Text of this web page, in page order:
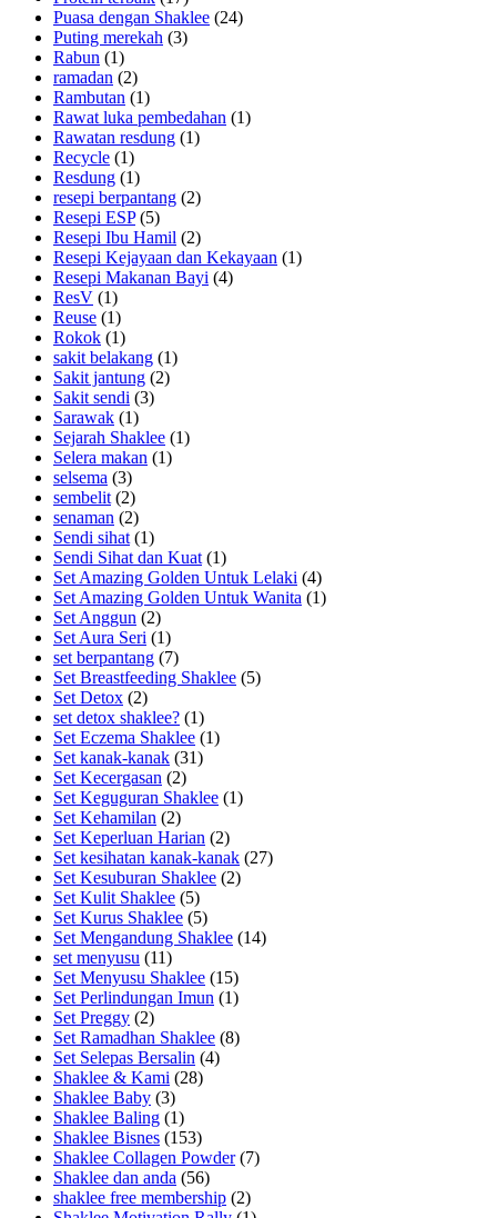
Puasa dengan Shaklee (24)
Puting merekah (3)
Rabun (1)
ramadan (2)
Rambutan (1)
Rawat luka pembedahan (1)
Rawatan resdung (1)
Recycle (1)
Resdung (1)
resepi berpantang (2)
Resepi ESP(5)
Resepi Ibu Hamil (2)
Resepi Kejayaan dan Kekayaan (1)
Resepi Makanan Bayi (4)
ResV (1)
Reuse (1)
Rokok (1)
sakit belakang (1)
Sakit jantung (2)
Sakit sendi (3)
Sarawak (1)
Sejarah Shaklee (1)
Selera makan (1)
selsema (3)
sembelit (2)
senaman (2)
Sendi sihat (1)
Sendi Sihat dan Kuat (1)
Set Amazing Golden Untuk Lelaki (4)
Set Amazing Golden Untuk Wanita (1)
Set Anggun (2)
Set Aura Seri (1)
set berpantang (7)
Set Breastfeeding Shaklee (5)
Set Detox (2)
set detox shaklee? (1)
Set Eczema Shaklee (1)
Set kanak-kanak (31)
Set Kecergasan (2)
Set Keguguran Shaklee (1)
Set Kehamilan (2)
Set Keperluan Harian (2)
Set kesihatan kanak-kanak (27)
Set Kesuburan Shaklee (2)
Set Kulit Shaklee (5)
Set Kurus Shaklee (5)
Set Mengandung Shaklee (14)
set menyusu (11)
Set Menyusu Shaklee (15)
Set Perlindungan Imun (1)
Set Preggy (2)
Set Ramadhan Shaklee (8)
Set Selepas Bersalin (4)
Shaklee & Kami (28)
Shaklee Baby (3)
Shaklee Baling (1)
Shaklee Bisnes (153)
Shaklee Collagen Powder(7)
Shaklee dan anda (56)
shaklee free membership (2)